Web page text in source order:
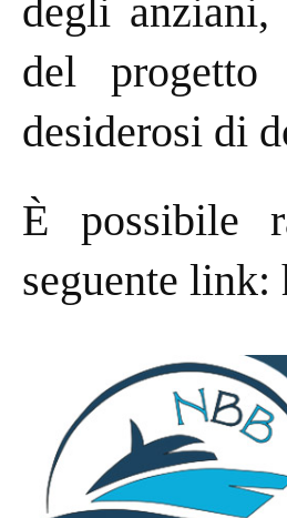
degli
del
desiderosi di
È possibile
seguente link: